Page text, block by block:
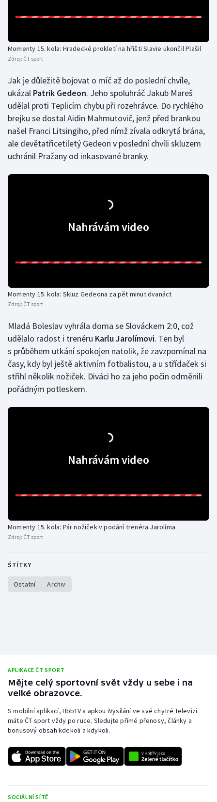
Momenty 15. kola: Hradecké prokletí na hřišti Slavie ukončil Plašil
Zdroj: ČT sport
Jak je důležitě bojovat o míč až do poslední chvíle,
ukázal Patrik Gedeon. Jeho spoluhráč Jakub Mareš
udělal proti Teplicím chybu při rozehrávce. Do rychlého
brejku se dostal Aidin Mahmutovič, jenž před brankou
našel Franci Litsingiho, před nímž zívala odkrytá brána,
ale devětatřicetiletý Gedeon v poslední chvíli skluzem
uchránil Pražany od inkasované branky.
Nahrávám video
Momenty 15. kola: Skluz Gedeona za pět minut dvanáct
Zdroj: ČT sport
Mladá Boleslav vyhrála doma se Slováckem 2:0, což
udělalo radost i trenéru KarluJarolímovi. Ten byl
s průběhem utkání spokojen natolik, že zavzpomínal na
časy, kdy byl ještě aktivním fotbalistou, a u střídaček si
střihl několik nožiček. Diváci ho za jeho počin odměnili
pořádným potleskem.
Nahrávám video
Momenty 15. kola: Pár nožiček v podání trenéra Jarolíma
Zdroj: ČT sport
ŠTÍTKY
Ostatní Archiv
APLIKACE ČT SPORT
Mějte celý sportovní svět vždy u sebe i na
velké obrazovce.
S mobilní aplikací, HbbTV a apkou iVysílání ve své chytré televizi
máte ČT sport vždy po ruce. Sledujte přímé přenosy, články a
bonusový obsah kdekoli a kdykoli.
SOCIÁLNÍ SÍTĚ